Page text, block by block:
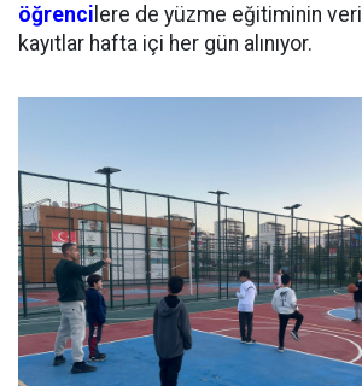
öğrenci lere de yüzme eğitiminin
kayıtlar hafta içi her gün alınıyor.